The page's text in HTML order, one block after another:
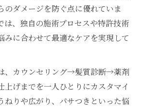
のダメージを防ぐ点に優れていま
は、独自の施術プロセスや特許技術
みに合わせて最適なケアを実現して
、カウンセリング→髪質診断→薬剤
げまでを一人ひとりにカスタマイ
ねりや広がり、パサつきといった悩